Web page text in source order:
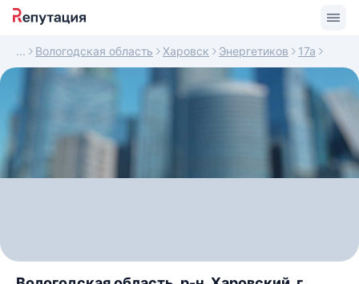
Вологодская область Харовск Энергетиков 17а